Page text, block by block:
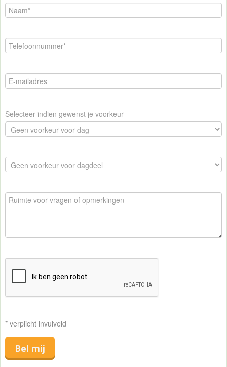
Selecteer indien gewenst je voorkeur
* verplicht invulveld
Bel mij